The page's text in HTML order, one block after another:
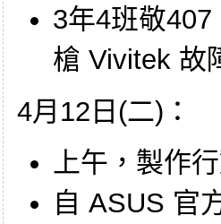
3年4班敬
槍 Vivitek 故
4月12日(二)：
上午，製作
自 ASUS 官